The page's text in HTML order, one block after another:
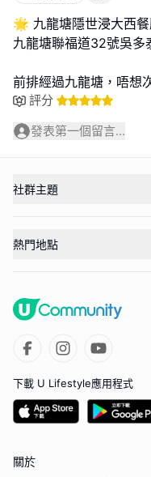
🌟 九龍塘隱世浸大西
九龍塘聯福道32號吳多
前排經過九龍塘，唔想
評分
發表第一個留言...
社群主題
熱門地點
下載 U Lifestyle應用程式
關於